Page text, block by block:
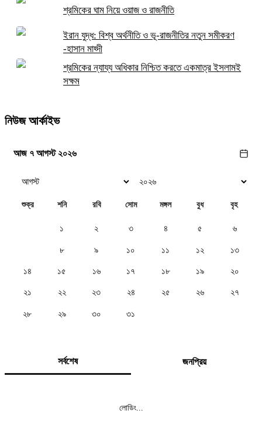
শ্রমিকের ঘাম নিয়ে ওয়াজ ও রাজনীতি
ইরান যুদ্ধ: বিশ্ব অর্থনীতি ও ভূ-রাজনীতির নতুন সমীকরণ
-হাসান মাহ্দী
শ্রমিকের ন্যায্য অধিকার নিশ্চিত করতে একমাত্র ইসলামই
সক্ষম
নিউজ আর্কাইভ
আজ ৭ আগস্ট ২০২৬
শুক্র শনি রবি সোম মঙ্গল বুধ বৃহ
১ ২ ৩ ৪ ৫ ৬
৮ ৯ ১০ ১১ ১২ ১৩
১৪ ১৫ ১৬ ১৭ ১৮ ১৯ ২০
২১ ২২ ২৩ ২৪ ২৫ ২৬ ২৭
২৮ ২৯ ৩০ ৩১
সর্বশেষ জনপ্রিয়
লোডিং...